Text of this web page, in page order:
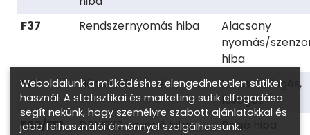
F37 Rendszernyomás hiba
Alacsony
nyomás/
hiba
F43
Hőcserélő védelem
Nincs keringés,
levegős
F50/F51
DBM23B vezérlő hiba Belső hiba
Weboldalunk a működéshez elengedhetetlen sütiket
használ. A statisztikai és marketing sütik elfogadása
segít nekünk, hogy személyre szabott ajánlatokkal és
jobb felhasználói élménnyel szolgálhassunk.